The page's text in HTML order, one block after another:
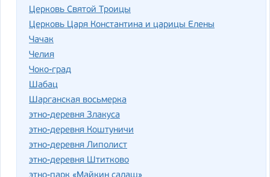
Церковь Святой Троицы
Церковь Царя Константина и царицы Елены
Чачак
Челия
Чоко-град
Шабац
Шарганская восьмерка
этно-деревня Злакуса
этно-деревня Коштуничи
этно-деревня Липолист
этно-деревня Штитково